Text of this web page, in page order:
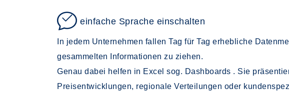
einfache Sprache einschalten
In jedem Unternehmen fallen Tag für Tag erhebliche
gesammelten Informationen zu ziehen.
Genau dabei helfen in Excel sog. Dashboards . Sie
Preisentwicklungen, regionale Verteilungen oder